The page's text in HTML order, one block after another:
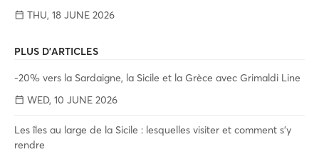
THU, 18 JUNE 2026
PLUS D'ARTICLES
-20% vers la Sardaigne, la Sicile et la Grèce avec Grimaldi Line
WED, 10 JUNE 2026
Les îles au large de la Sicile : lesquelles visiter et comment s'y
rendre